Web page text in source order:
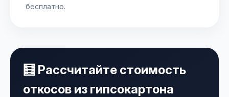
бесплатно.
🧮 Рассчитайте стоимость
откосов из гипсокартона